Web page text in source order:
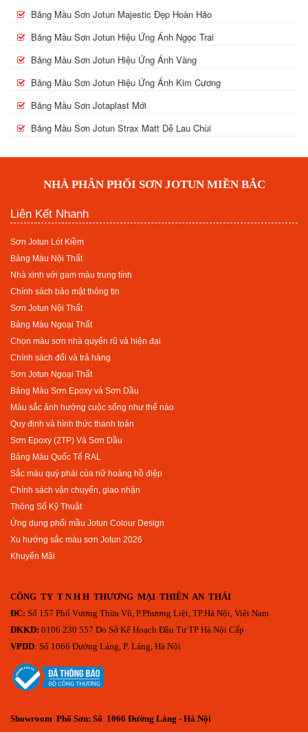
Bảng Mầu Sơn Jotun Majestic Đẹp Hoàn Hảo
Bảng Mầu Sơn Jotun Hiệu Ứng Ánh Ngọc Trai
Bảng Mầu Sơn Jotun Hiệu Ứng Ánh Vàng
Bảng Mầu Sơn Jotun Hiệu Ứng Ánh Kim Cương
Bảng Mầu Sơn Jotaplast Mới
Bảng Mầu Sơn Jotun Strax Matt Dễ Lau Chùi
NHÀ PHÂN PHỐI SƠN JOTUN MIỀN BẮC
Liên Kết Nhanh
Sơn Jotun Lót Kiềm
Bảng Màu Nội Thất
Nhà xinh với gam màu trung tính
Chính sách bảo mật thông tin
Sơn Jotun Nội Thất
Bảng Màu Ngoại Thất
Chọn màu sơn nhà quyến rũ và hiện đại
Chính sách đổi và trả hàng
Sơn Jotun Ngoại Thất
Bảng Màu Sơn Epoxy và Sơn Dầu
Màu sắc ảnh hưởng cuộc sống như thế nào
Quy định và hình thức thanh toán
Sơn Epoxy (2TP) Và Sơn Dầu
Bảng Màu Quốc Tế RAL
Sắc màu quý phái của nữ hoàng hồ điệp
Chính sách vận chuyển, giao nhận
Thông Số Kỹ Thuật
Ứng dụng phối mầu Jotun Colour Design
Xu hướng sắc màu sơn Jotun 2026
Khuyến Mãi
CÔNG TY T N H H THƯƠNG MẠI THIÊN AN THÁI
ĐC: Số 157 Phố Vương Thừa Vũ, P.Phương Liệt, TP.Hà Nội, Việt Nam
ĐKKD: 0106 230 557 Do Sở Kế Hoạch Đầu Tư TP Hà Nội Cấp
VPDD: Số 1066 Đường Láng, P. Láng, Hà Nội
Showroom Phố Sơn: Số 1066 Đường Láng - Hà Nội